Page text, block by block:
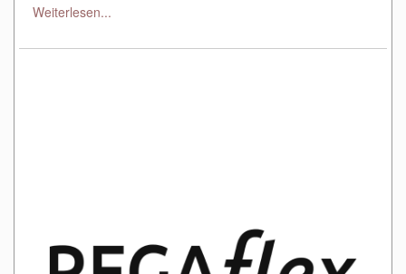
Weiterlesen...